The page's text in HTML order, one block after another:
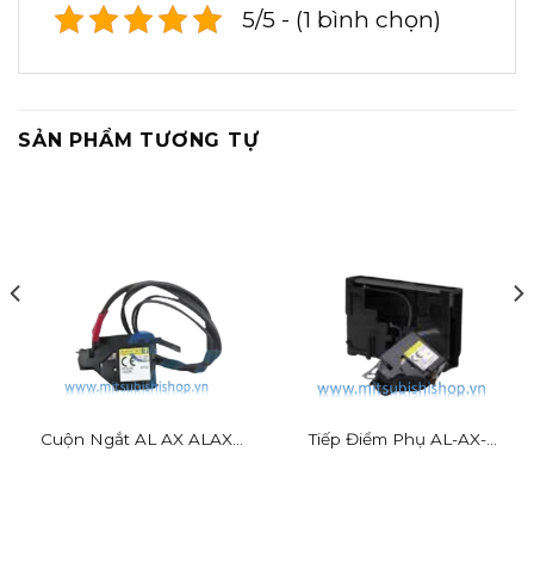
5/5 - (1 bình chọn)
SẢN PHẨM TƯƠNG TỰ
Cuộn Ngắt AL AX ALAX
Tiếp Điểm Phụ AL-AX-